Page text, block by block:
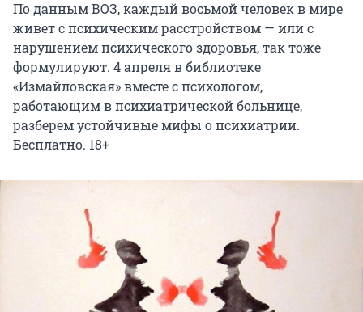
По данным ВОЗ, каждый восьмой человек в мире
живет с психическим расстройством — или с
нарушением психического здоровья, так тоже
формулируют. 4 апреля в библиотеке
«Измайловская» вместе с психологом,
работающим в психиатрической больнице,
разберем устойчивые мифы о психиатрии.
Бесплатно. 18+